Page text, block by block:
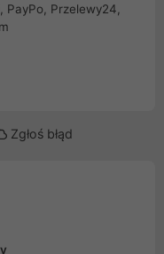
PayPo, Przelewy24,
Zgłoś błąd